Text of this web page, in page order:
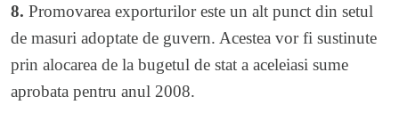
8. Promovarea exporturilor este un alt punct din setul
de masuri adoptate de guvern. Acestea vor fi sustinute
prin alocarea de la bugetul de stat a aceleiasi sume
aprobata pentru anul 2008.